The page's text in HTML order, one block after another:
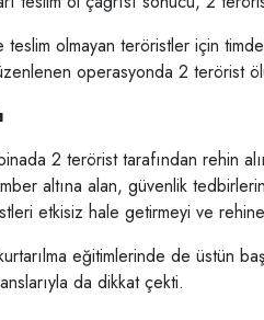
olmayan teröristler için
operasyonda 2 terörist
2 terörist tarafından rehin
altına alan, güvenlik
etkisiz hale getirmeyi ve
eğitimlerinde de üstün
da dikkat çekti.